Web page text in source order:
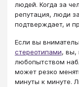
людей. Когда за
репутация, люди
подтверждает, и
Если вы
стереотипами, вы,
любопытством
может резко
минуты к минуте.